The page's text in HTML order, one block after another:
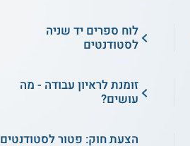
לוח ספרים יד שניה
לסטודנטים
זומנת לראיון עבודה - מה
עושים?
הצעת חוק: פטור לסטודנטים